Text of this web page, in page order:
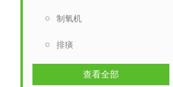
制氧机
排痰
查看全部